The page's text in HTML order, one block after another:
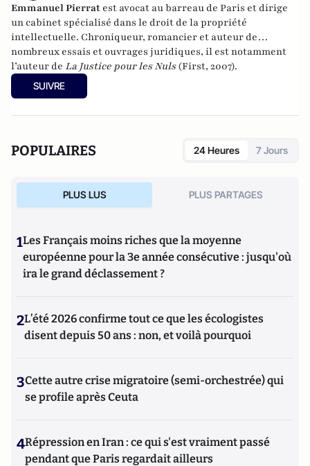
Emmanuel Pierrat est avocat au barreau de Paris et dirige
un cabinet spécialisé dans le droit de la propriété
intellectuelle. Chroniqueur, romancier et auteur de
nombreux essais et ouvrages juridiques, il est notamment
l’auteur de La Justice pour les Nuls(First, 2007).
SUIVRE
POPULAIRES 24 Heures 7 Jours
PLUS LUS PLUS PARTAGES
1Les Français moins riches que la moyenne
européenne pour la 3e année consécutive : jusqu'où
ira le grand déclassement ?
2L’été 2026 confirme tout ce que les écologistes
disent depuis 50 ans : non, et voilà pourquoi
3Cette autre crise migratoire (semi-orchestrée) qui
se profile après Ceuta
4Répression en Iran : ce qui s'est vraiment passé
pendant que Paris regardait ailleurs